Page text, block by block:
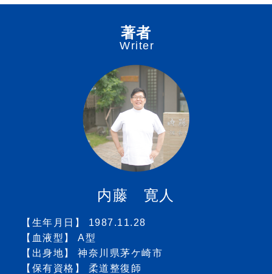
著者
Writer
内藤 寛人
【生年月日】 1987.11.28
【血液型】 A型
【出身地】 神奈川県茅ケ崎市
【保有資格】 柔道整復師